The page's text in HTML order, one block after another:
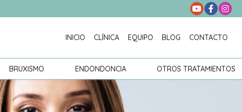
INICIO CLÍNICA EQUIPO BLOG CONTACTO
BRUXISMO ENDONDONCIA OTROS TRATAMIENTOS